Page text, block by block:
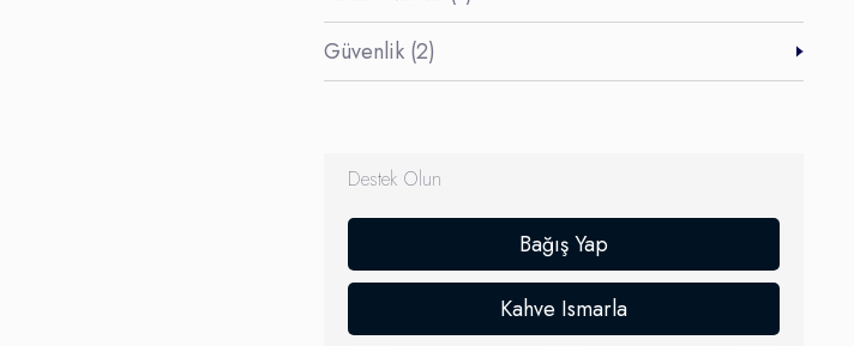
Güvenlik (2)
Destek Olun
Bağış Yap
Kahve Ismarla